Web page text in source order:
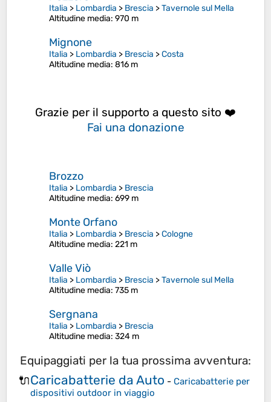
Italia > Lombardia > Brescia >Tavernole sul Mella
Altitudine media: 970 m
Mignone
Italia > Lombardia > Brescia >Costa
Altitudine media: 816 m
Grazie per il supporto a questo sito ❤️
Fai una donazione
Brozzo
Italia > Lombardia > Brescia
Altitudine media: 699 m
Monte Orfano
Italia > Lombardia > Brescia >Cologne
Altitudine media: 221 m
Valle Viò
Italia > Lombardia > Brescia >Tavernole sul Mella
Altitudine media: 735 m
Sergnana
Italia > Lombardia > Brescia
Altitudine media: 324 m
Equipaggiati per la tua prossima avventura:
🔌Caricabatterie da Auto - Caricabatterie per
dispositivi outdoor in viaggio